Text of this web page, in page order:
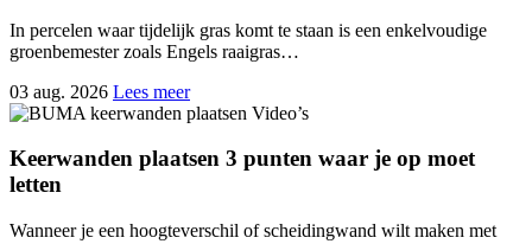
In percelen waar tijdelijk gras komt te staan is een enkelvoudige
groenbemester zoals Engels raaigras…
03 aug. 2026 Lees meer
Video’s
Keerwanden plaatsen 3 punten waar je op moet
letten
Wanneer je een hoogteverschil of scheidingwand wilt maken met